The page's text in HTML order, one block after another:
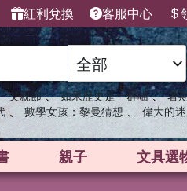
紅利兌換 客服中心
父親節 、 如果歷史是一群喵 、 暑
、 數學女孩：黎曼猜想 、 偉大的
親子 文具選